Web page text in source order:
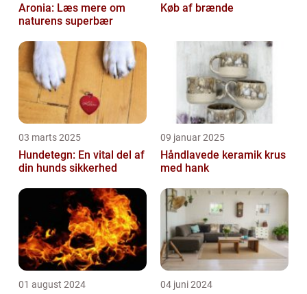
Aronia: Læs mere om
naturens superbær
Køb af brænde
03 marts 2025
Hundetegn: En vital del af
din hunds sikkerhed
09 januar 2025
Håndlavede keramik krus
med hank
01 august 2024 04 juni 2024